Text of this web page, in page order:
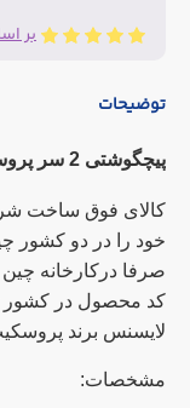
بر
توضیحات
پیچگوشتی 2 سر پروسکیت SD-5106A
کالای فوق ساخت
خود را در دو کشور
صرفا درکارخانه
کد محصول در کشور
لایسنس برند
مشخصات: